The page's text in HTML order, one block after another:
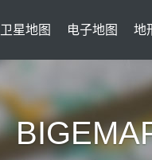
卫星地图 电子地图 地